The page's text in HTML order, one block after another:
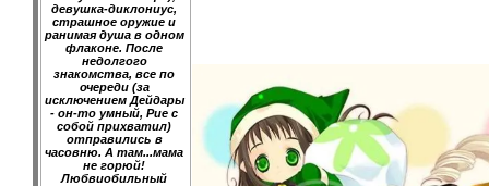
девушка-диклониус,
страшное оружие и
ранимая душа в одном
флаконе. После
недолгого
знакомства, все по
очереди (за
исключением Дейдары
- он-то умный, Рие с
собой прихватил)
отправились в
часовню. А там...мама
не горюй!
Любвиобильный